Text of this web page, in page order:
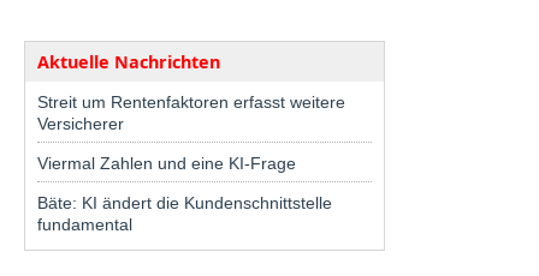
Aktuelle Nachrichten
Streit um Rentenfaktoren erfasst weitere
Versicherer
Viermal Zahlen und eine KI-Frage
Bäte: KI ändert die Kundenschnittstelle
fundamental